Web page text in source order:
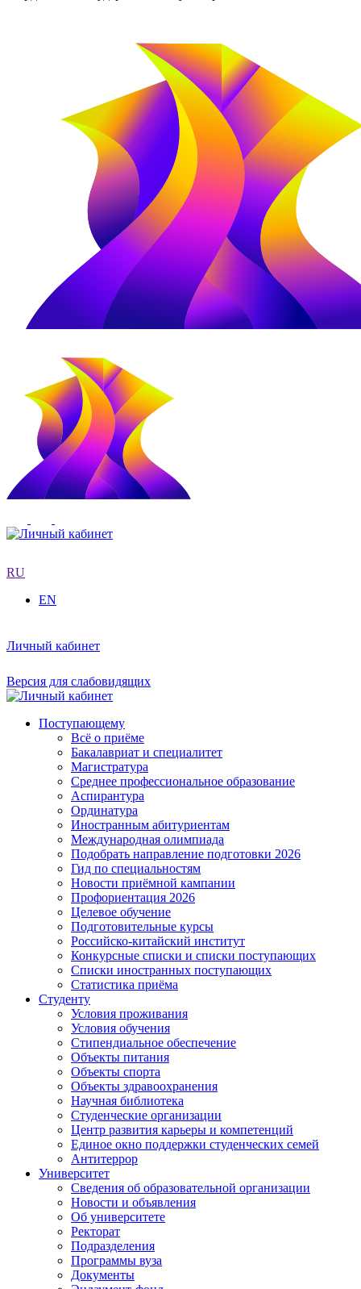
RU
EN
Личный кабинет
Версия для слабовидящих
Поступающему
Всё о приёме
Бакалавриат и специалитет
Магистратура
Среднее профессиональное образование
Аспирантура
Ординатура
Иностранным абитуриентам
Международная олимпиада
Подобрать направление подготовки 2026
Гид по специальностям
Новости приёмной кампании
Профориентация 2026
Целевое обучение
Подготовительные курсы
Российско-китайский институт
Конкурсные списки и списки поступающих
Списки иностранных поступающих
Статистика приёма
Студенту
Условия проживания
Условия обучения
Стипендиальное обеспечение
Объекты питания
Объекты спорта
Объекты здравоохранения
Научная библиотека
Студенческие организации
Центр развития карьеры и компетенций
Единое окно поддержки студенческих семей
Антитеррор
Университет
Сведения об образовательной организации
Новости и объявления
Об университете
Ректорат
Подразделения
Программы вуза
Документы